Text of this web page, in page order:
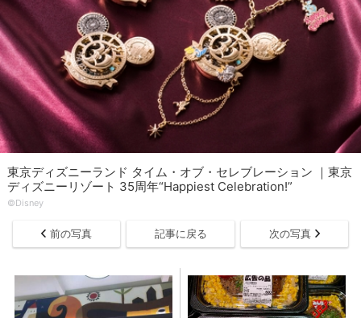
東京ディズニーランド タイム・オブ・セレブレーション ｜東京
ディズニーリゾート 35周年“Happiest Celebration!”
©Disney
前の写真 記事に戻る 次の写真